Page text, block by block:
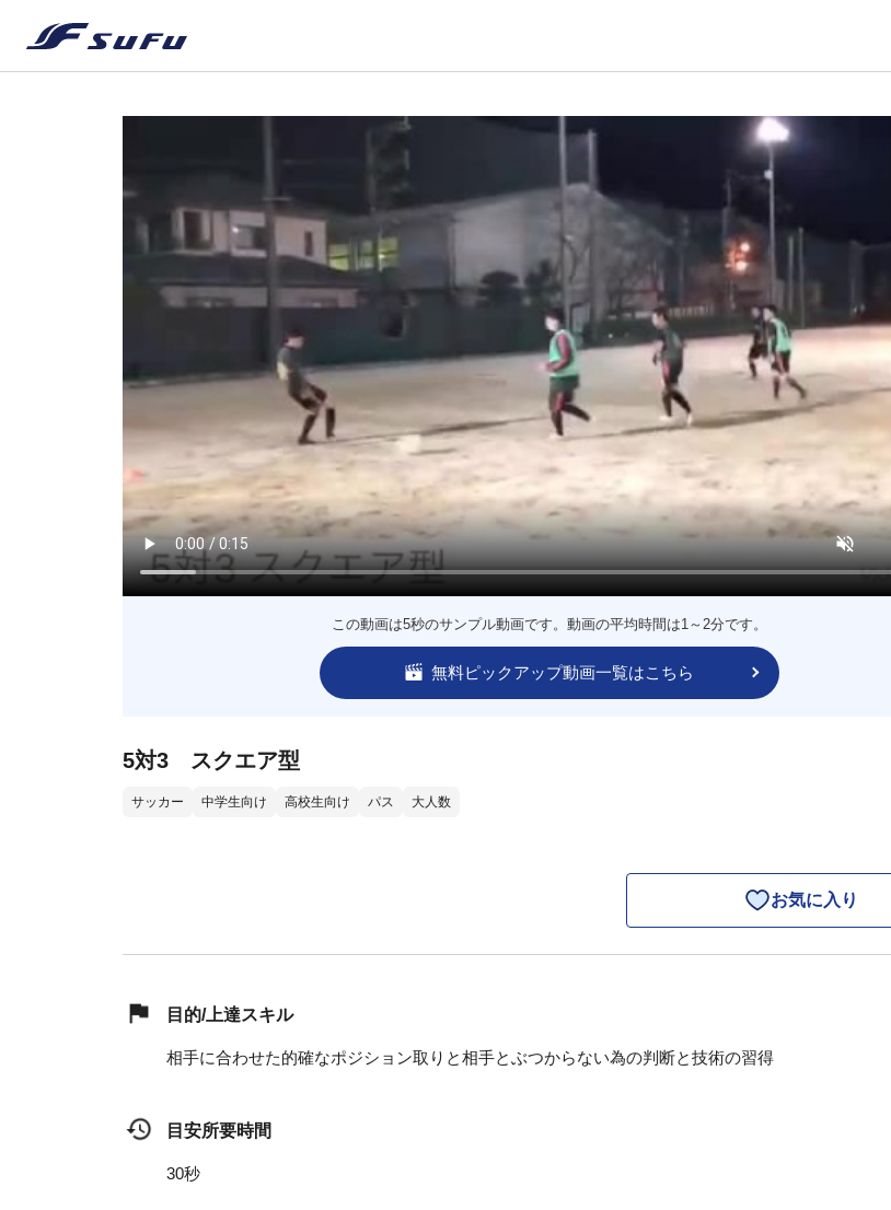
この動画は5秒のサンプル動画です。動画の平均時間は1～2分です。
無料ピックアップ動画一覧はこちら
5対3 スクエア型
サッカー 中学生向け 高校生向け パス 大人数
お気に入り
目的/上達スキル
相手に合わせた的確なポジション取りと相手とぶつからない為の判断と技術の習得
目安所要時間
30秒